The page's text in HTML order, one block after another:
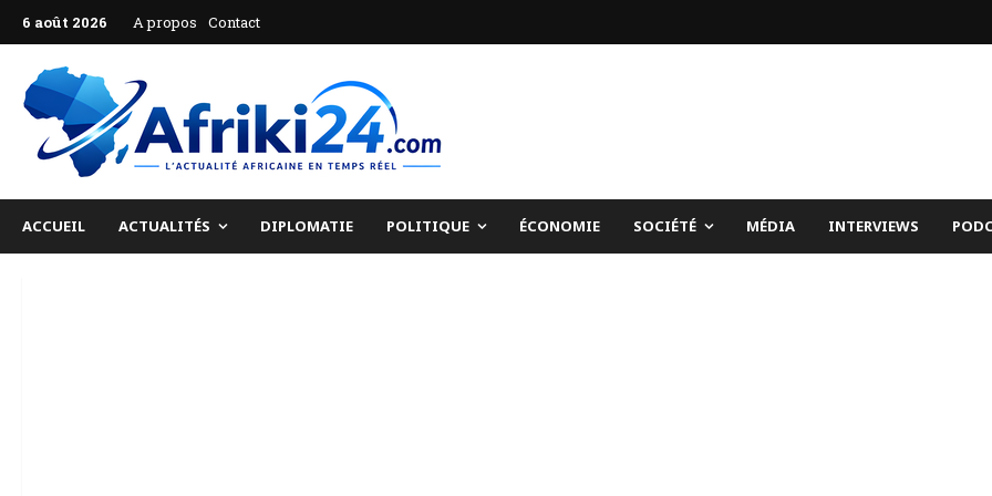
6 août 2026 A propos Contact
ACCUEIL ACTUALITÉS DIPLOMATIE POLITIQUE ÉCONOMIE SOCIÉTÉ MÉDIA INTERVIEWS